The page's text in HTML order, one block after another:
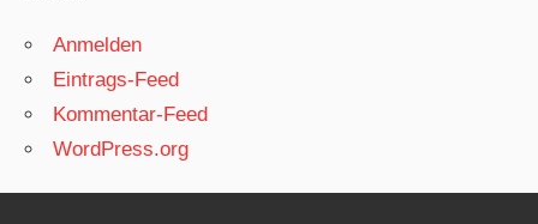
Anmelden
Eintrags-Feed
Kommentar-Feed
WordPress.org